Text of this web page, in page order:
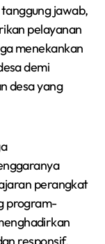
jawab,
pelayanan
menekankan
demi
desa yang
perangkat
program-
responsif.